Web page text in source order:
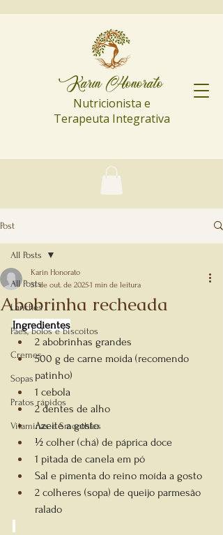
Karin Honorato
Nutricionista e
Terapeuta Integrativa
Post
All Posts
Lanches
Pães, bolos e biscoitos
Cremes
Sopas
Pratos rápidos
Vitaminas e Smoothies
All Posts
Abobrinha recheada
Karin Honorato
31 de out. de 20251 min de leitura
Ingredientes
2 abobrinhas grandes
500 g de carne moída (recomendo
patinho)
1 cebola
2 dentes de alho
Azeite a gosto
½ colher (chá) de páprica doce
1 pitada de canela em pó
Sal e pimenta do reino moída a gosto
2 colheres (sopa) de queijo parmesão
ralado